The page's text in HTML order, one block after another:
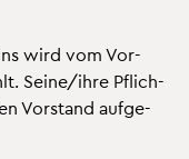
wird vom Vor­
Seine/ihre Pflich­
Vor­stand auf­ge­